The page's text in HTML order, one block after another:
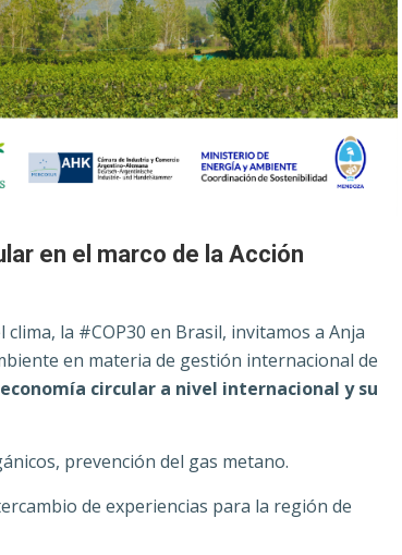
en el marco de la Acción
la #COP30 en Brasil, invitamos a Anja
en materia de gestión internacional de
circular a nivel internacional y su
prevención del gas metano.
de experiencias para la región de